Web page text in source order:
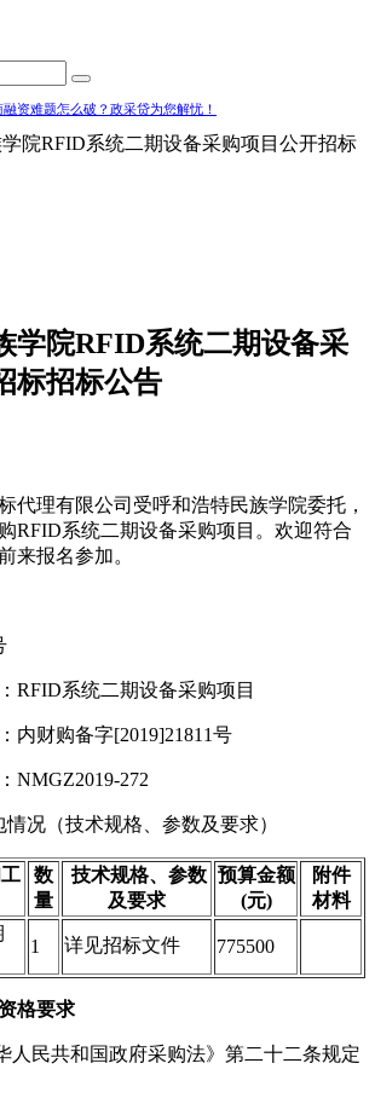
资难题怎么破？政采贷为您解忧！
院RFID系统二期设备采购项目公开招标
学院RFID系统二期设备采
标招标公告
理有限公司受呼和浩特民族学院委托，
RFID系统二期设备采购项目。欢迎符合
来报名参加。
系统二期设备采购项目
财购备字[2019]21811号
272
（技术规格、参数及要求）
数
量
技术规格、参数
及要求
预算金额
(元)
附件
材料
1 详见招标文件 775500
格要求
人民共和国政府采购法》第二十二条规定